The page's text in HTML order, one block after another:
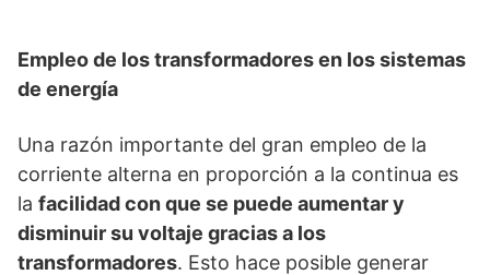
Empleo de los transformadores en los sistemas
de energía
Una razón importante del gran empleo de la
corriente alterna en proporción a la continua es
la facilidad con que se puede aumentar y
disminuir su voltaje gracias a los
transformadores. Esto hace posible generar